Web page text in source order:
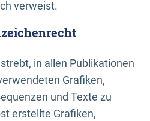
verweist.
in allen Publikationen
Grafiken,
und Texte zu
erstellte Grafiken,